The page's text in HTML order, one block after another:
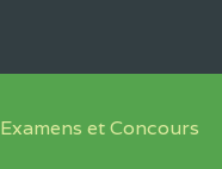
Examens et Concours